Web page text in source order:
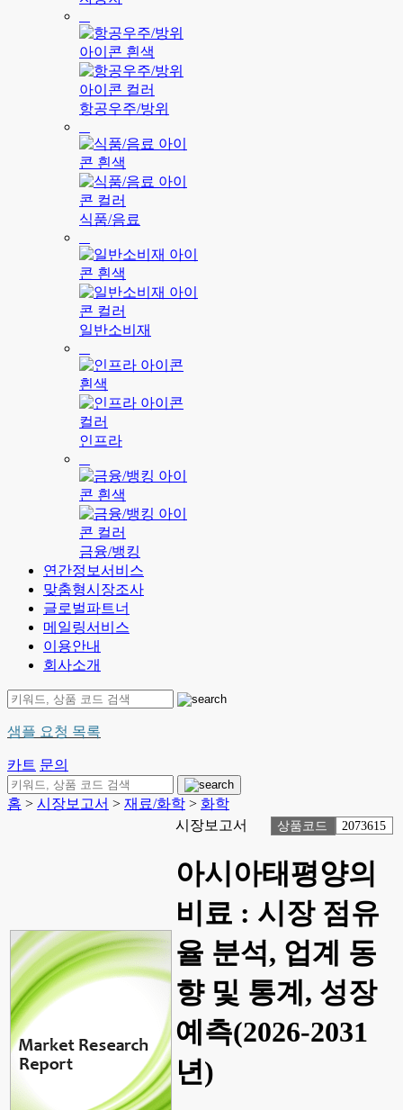
항공우주/방위
식품/음료
일반소비재
인프라
금융/뱅킹
연간정보서비스
맞춤형시장조사
글로벌파트너
메일링서비스
이용안내
회사소개
샘플 요청 목록
카트 문의
홈 > 시장보고서 > 재료/화학 > 화학
시장보고서
상품코드 2073615
아시아태평양의
비료 : 시장 점유
율 분석, 업계 동
향 및 통계, 성장
예측(2026-2031
년)